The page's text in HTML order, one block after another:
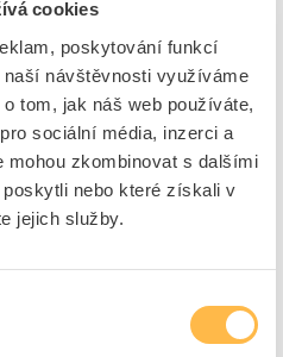
cookies
poskytování funkcí
návštěvnosti využíváme
tom, jak náš web používáte,
sociální média, inzerci a
mohou zkombinovat s dalšími
nebo které získali v
jejich služby.
do košíku
mat